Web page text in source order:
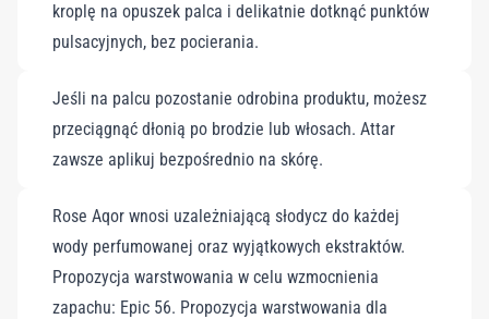
kroplę na opuszek palca i delikatnie dotknąć punktów
pulsacyjnych, bez pocierania.
Jeśli na palcu pozostanie odrobina produktu, możesz
przeciągnąć dłonią po brodzie lub włosach. Attar
zawsze aplikuj bezpośrednio na skórę.
Rose Aqor wnosi uzależniającą słodycz do każdej
wody perfumowanej oraz wyjątkowych ekstraktów.
Propozycja warstwowania w celu wzmocnienia
zapachu: Epic 56. Propozycja warstwowania dla